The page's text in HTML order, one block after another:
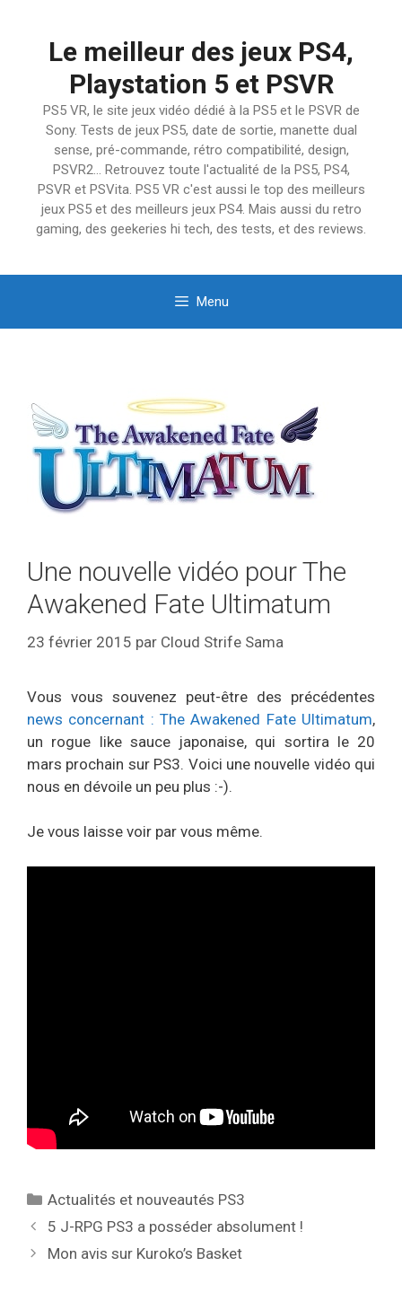
Le meilleur des jeux PS4,
Playstation 5 et PSVR
PS5 VR, le site jeux vidéo dédié à la PS5 et le PSVR de
Sony. Tests de jeux PS5, date de sortie, manette dual
sense, pré-commande, rétro compatibilité, design,
PSVR2… Retrouvez toute l'actualité de la PS5, PS4,
PSVR et PSVita. PS5 VR c'est aussi le top des meilleurs
jeux PS5 et des meilleurs jeux PS4. Mais aussi du retro
gaming, des geekeries hi tech, des tests, et des reviews.
Menu
Une nouvelle vidéo pour The
Awakened Fate Ultimatum
23 février 2015 par Cloud Strife Sama
Vous vous souvenez peut-être des précédentes
news concernant : The Awakened Fate Ultimatum,
un rogue like sauce japonaise, qui sortira le 20
mars prochain sur PS3. Voici une nouvelle vidéo qui
nous en dévoile un peu plus :-).
Je vous laisse voir par vous même.
Catégories
Actualités et nouveautés PS3
5 J-RPG PS3 a posséder absolument !
Mon avis sur Kuroko’s Basket